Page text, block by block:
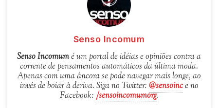
Senso Incomum
Senso Incomumé um portal de idéias e opiniões contra a
corrente de pensamentos automáticos da última moda.
Apenas com uma âncora se pode navegar mais longe, ao
invés de boiar à deriva. Siga no Twitter: @sensoince no
Facebook: /sensoincomumorg.